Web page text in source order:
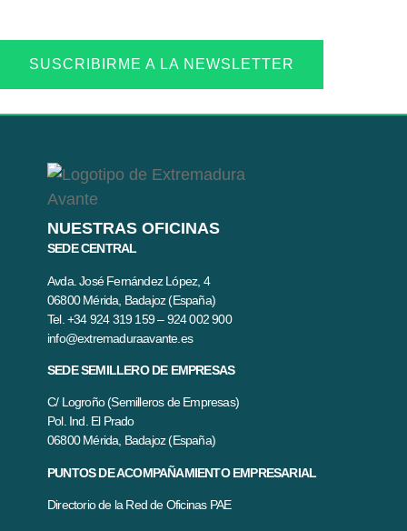
SUSCRIBIRME A LA NEWSLETTER
NUESTRAS OFICINAS
SEDE CENTRAL
Avda. José Fernández López, 4
06800 Mérida, Badajoz (España)
Tel. +34 924 319 159 – 924 002 900
info@extremaduraavante.es
SEDE SEMILLERO DE EMPRESAS
C/ Logroño (Semilleros de Empresas)
Pol. Ind. El Prado
06800 Mérida, Badajoz (España)
PUNTOS DE ACOMPAÑAMIENTO EMPRESARIAL
Directorio de la Red de Oficinas PAE